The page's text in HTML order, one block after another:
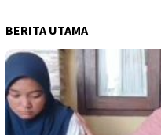
BERITA UTAMA